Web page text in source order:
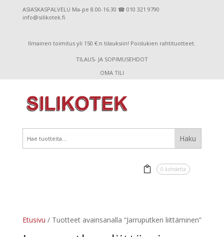
ASIASKASPALVELU Ma-pe 8.00-16.30 ☎ 010 321 9790
info@silikotek.fi
Ilmainen toimitus yli 150 €:n tilauksiin! Poislukien rahtituotteet.
TILAUS- JA SOPIMUSEHDOT
OMA TILI
0 kohdetta
Etusivu / Tuotteet avainsanalla “Jarruputken liittäminen”